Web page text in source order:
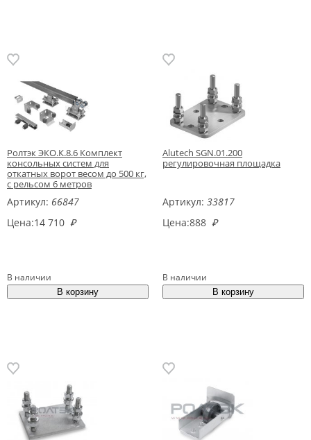
Ролтэк ЭКО.К.8.6 Комплект
консольных систем для
откатных ворот весом до 500 кг,
с рельсом 6 метров
Артикул: 66847
Цена:14 710 ₽
В наличии
Alutech SGN.01.200
регулировочная площадка
Артикул: 33817
Цена:888 ₽
В наличии